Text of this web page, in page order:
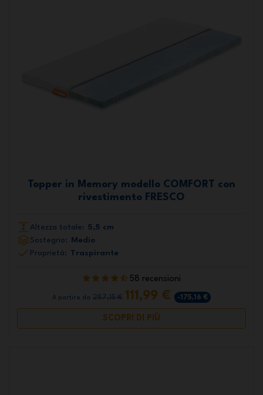
Topper in Memory modello COMFORT con
rivestimento FRESCO
Altezza totale: 5,5 cm
Sostegno: Medio
Proprietà: Traspirante
58 recensioni
A partire da 287,15 € 111,99 € -175,16 €
SCOPRI DI PIÙ